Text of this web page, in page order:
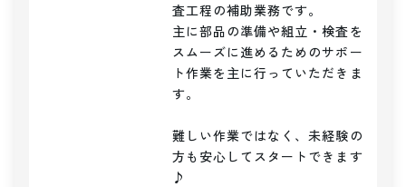
査工程の補助業務です。
主に部品の準備や組立・検査を
スムーズに進めるためのサポー
ト作業を主に行っていただきま
す。
難しい作業ではなく、未経験の
方も安心してスタートできます
♪